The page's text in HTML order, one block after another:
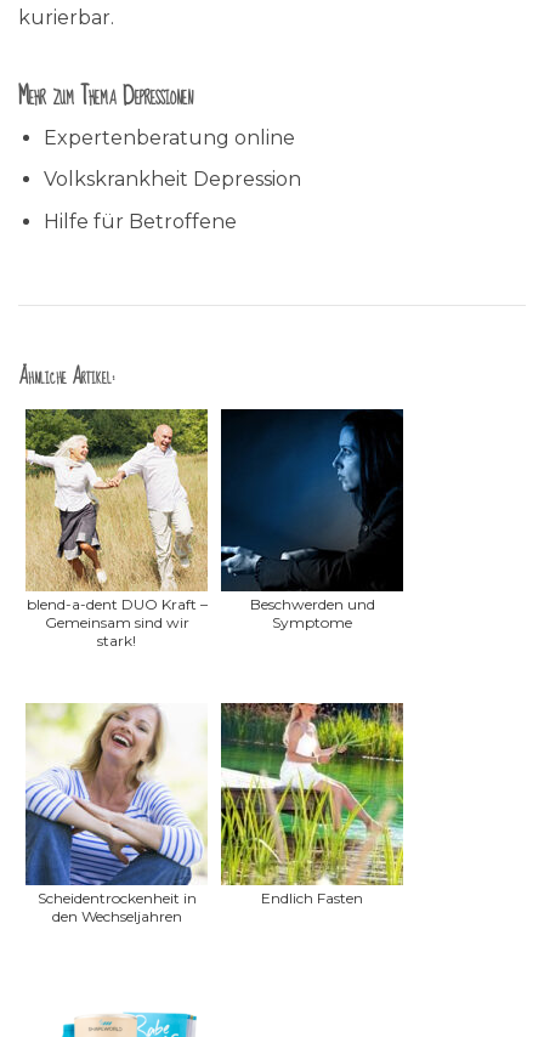
kurierbar.
Mehr zum Thema Depressionen
Expertenberatung online
Volkskrankheit Depression
Hilfe für Betroffene
Ähnliche Artikel:
blend-a-dent DUO Kraft –
Gemeinsam sind wir
stark!
Beschwerden und
Symptome
Scheidentrockenheit in
den Wechseljahren
Endlich Fasten